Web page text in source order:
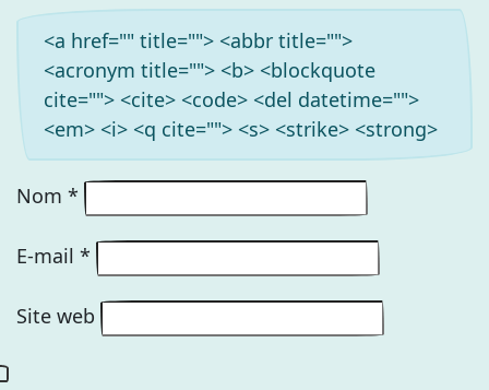
<a href="" title=""> <abbr title="">
<acronym title=""> <b> <blockquote
cite=""> <cite> <code> <del datetime="">
<em> <i> <q cite=""> <s> <strike> <strong>
Nom *
E-mail *
Site web